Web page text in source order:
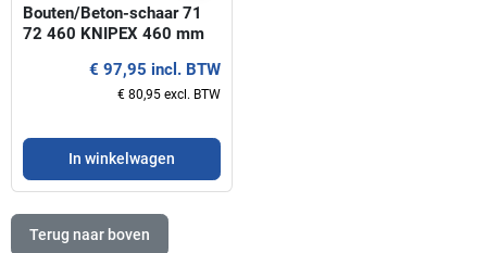
Bouten/Beton-schaar 71
72 460 KNIPEX 460 mm
€ 97,95 incl. BTW
€ 80,95 excl. BTW
In winkelwagen
Terug naar boven